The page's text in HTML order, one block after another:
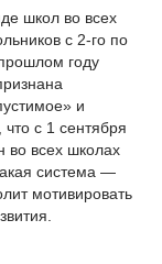
школ во всех
с 2‑го по
году
и
с 1 сентября
во всех школах
система —
мотивировать